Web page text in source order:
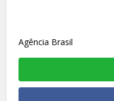
Agência Brasil